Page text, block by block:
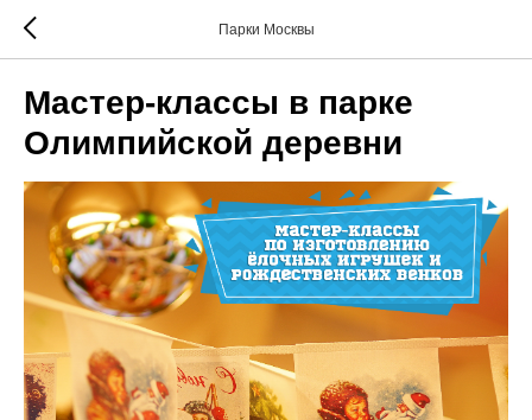
Парки Москвы
Мастер-классы в парке
Олимпийской деревни